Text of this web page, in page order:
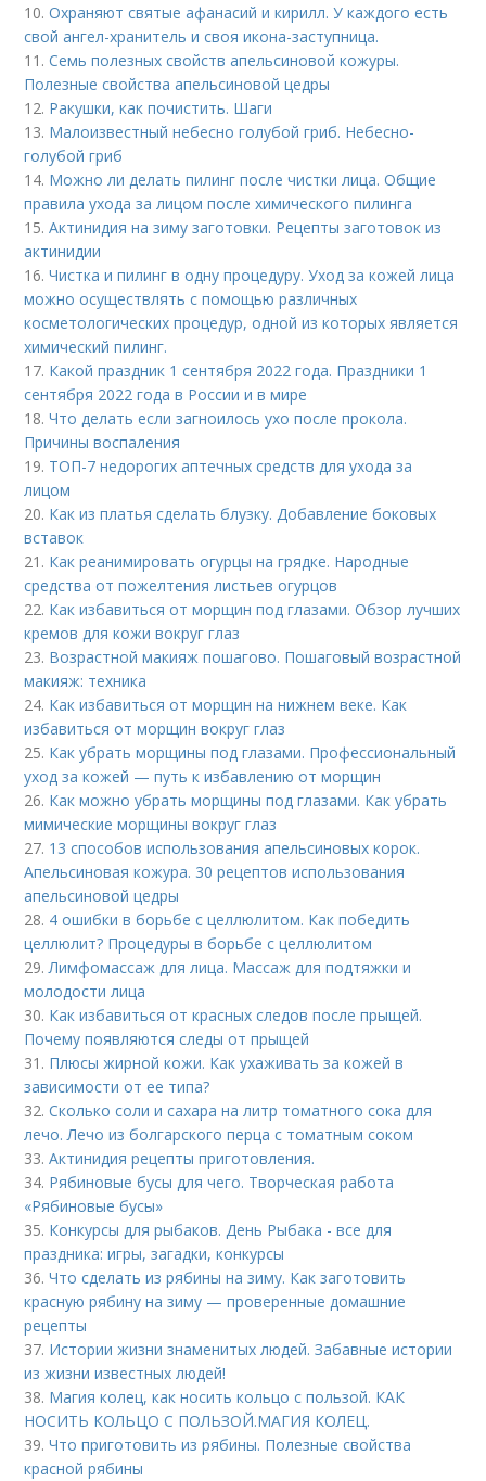
10.Охраняют святые афанасий и кирилл. У каждого есть
свой ангел-хранитель и своя икона-заступница.
11.Семь полезных свойств апельсиновой кожуры.
Полезные свойства апельсиновой цедры
12. Ракушки, как почистить. Шаги
13. Малоизвестный небесно голубой гриб. Небесно-
голубой гриб
14. Можно ли делать пилинг после чистки лица. Общие
правила ухода за лицом после химического пилинга
15.Актинидия на зиму заготовки. Рецепты заготовок из
актинидии
16.Чистка и пилинг в одну процедуру. Уход за кожей лица
можно осуществлять с помощью различных
косметологических процедур, одной из которых является
химический пилинг.
17. Какой праздник 1 сентября 2022 года. Праздники 1
сентября 2022 года в России и в мире
18.Что делать если загноилось ухо после прокола.
Причины воспаления
19. ТОП-7 недорогих аптечных средств для ухода за
лицом
20. Как из платья сделать блузку. Добавление боковых
вставок
21. Как реанимировать огурцы на грядке. Народные
средства от пожелтения листьев огурцов
22. Как избавиться от морщин под глазами. Обзор лучших
кремов для кожи вокруг глаз
23. Возрастной макияж пошагово. Пошаговый возрастной
макияж: техника
24. Как избавиться от морщин на нижнем веке. Как
избавиться от морщин вокруг глаз
25. Как убрать морщины под глазами. Профессиональный
уход за кожей — путь к избавлению от морщин
26. Как можно убрать морщины под глазами. Как убрать
мимические морщины вокруг глаз
27. 13 способов использования апельсиновых корок.
Апельсиновая кожура. 30 рецептов использования
апельсиновой цедры
28. 4 ошибки в борьбе с целлюлитом. Как победить
целлюлит? Процедуры в борьбе с целлюлитом
29.Лимфомассаж для лица. Массаж для подтяжки и
молодости лица
30. Как избавиться от красных следов после прыщей.
Почему появляются следы от прыщей
31. Плюсы жирной кожи. Как ухаживать за кожей в
зависимости от ее типа?
32.Сколько соли и сахара на литр томатного сока для
лечо. Лечо из болгарского перца с томатным соком
33.Актинидия рецепты приготовления.
34. Рябиновые бусы для чего. Творческая работа
«Рябиновые бусы»
35. Конкурсы для рыбаков. День Рыбака - все для
праздника: игры, загадки, конкурсы
36.Что сделать из рябины на зиму. Как заготовить
красную рябину на зиму — проверенные домашние
рецепты
37. Истории жизни знаменитых людей. Забавные истории
из жизни известных людей!
38. Магия колец, как носить кольцо с пользой. КАК
НОСИТЬ КОЛЬЦО С ПОЛЬЗОЙ.МАГИЯ КОЛЕЦ.
39.Что приготовить из рябины. Полезные свойства
красной рябины